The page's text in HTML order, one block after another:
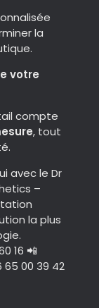
la
votre
compte
, tout
avec le Dr
–
la plus
16 📲
00 39 42